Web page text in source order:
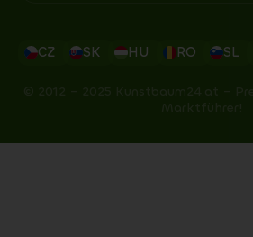
CZ SK HU RO SL